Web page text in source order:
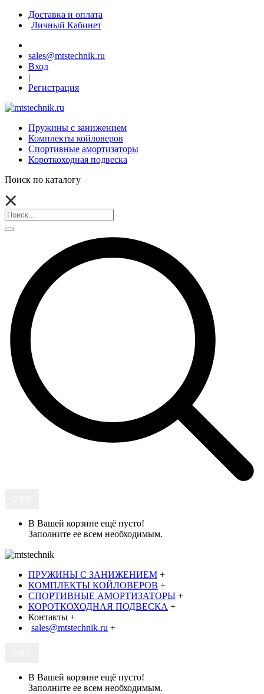
Доставка и оплата
Личный Кабинет
sales@mtstechnik.ru
Вход
|
Регистрация
Пружины с занижением
Комплекты койловеров
Спортивные амортизаторы
Короткоходная подвеска
Поиск по каталогу
В Вашей корзине ещё пусто!
Заполните ее всем необходимым.
ПРУЖИНЫ С ЗАНИЖЕНИЕМ +
КОМПЛЕКТЫ КОЙЛОВЕРОВ +
СПОРТИВНЫЕ АМОРТИЗАТОРЫ +
КОРОТКОХОДНАЯ ПОДВЕСКА +
Контакты +
sales@mtstechnik.ru +
В Вашей корзине ещё пусто!
Заполните ее всем необходимым.